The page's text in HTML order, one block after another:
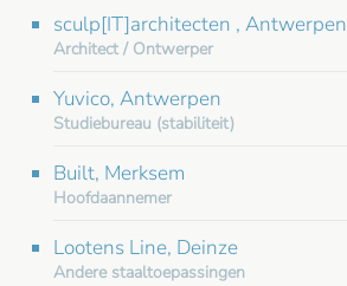
sculp[IT]architecten , Antwerpen
Architect / Ontwerper
Yuvico, Antwerpen
Studiebureau (stabiliteit)
Built, Merksem
Hoofdaannemer
Lootens Line, Deinze
Andere staaltoepassingen